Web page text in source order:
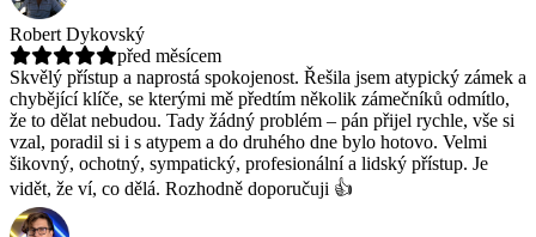
Robert Dykovský
před měsícem
Skvělý přístup a naprostá spokojenost. Řešila jsem atypický zámek a
chybějící klíče, se kterými mě předtím několik zámečníků odmítlo,
že to dělat nebudou. Tady žádný problém – pán přijel rychle, vše si
vzal, poradil si i s atypem a do druhého dne bylo hotovo. Velmi
šikovný, ochotný, sympatický, profesionální a lidský přístup. Je
vidět, že ví, co dělá. Rozhodně doporučuji 👍